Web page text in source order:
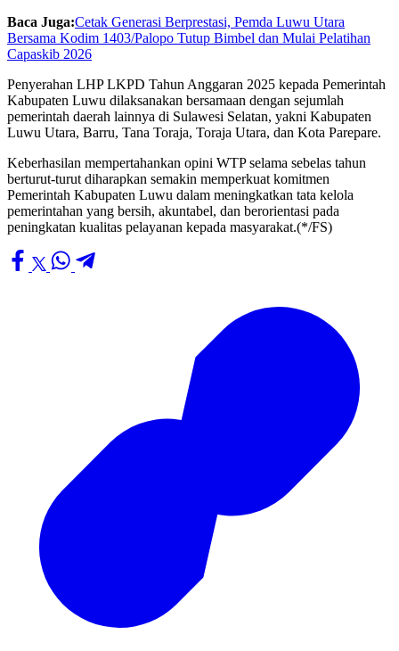
Baca Juga:Cetak Generasi Berprestasi, Pemda Luwu Utara
Bersama Kodim 1403/Palopo Tutup Bimbel dan Mulai Pelatihan
Capaskib 2026
Penyerahan LHP LKPD Tahun Anggaran 2025 kepada Pemerintah
Kabupaten Luwu dilaksanakan bersamaan dengan sejumlah
pemerintah daerah lainnya di Sulawesi Selatan, yakni Kabupaten
Luwu Utara, Barru, Tana Toraja, Toraja Utara, dan Kota Parepare.
Keberhasilan mempertahankan opini WTP selama sebelas tahun
berturut-turut diharapkan semakin memperkuat komitmen
Pemerintah Kabupaten Luwu dalam meningkatkan tata kelola
pemerintahan yang bersih, akuntabel, dan berorientasi pada
peningkatan kualitas pelayanan kepada masyarakat.(*/FS)